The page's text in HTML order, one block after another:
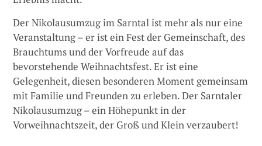
Der Nikolausumzug im Sarntal ist mehr als nur eine
Veranstaltung – er ist ein Fest der Gemeinschaft, des
Brauchtums und der Vorfreude auf das
bevorstehende Weihnachtsfest. Er ist eine
Gelegenheit, diesen besonderen Moment gemeinsam
mit Familie und Freunden zu erleben. Der Sarntaler
Nikolausumzug – ein Höhepunkt in der
Vorweihnachtszeit, der Groß und Klein verzaubert!